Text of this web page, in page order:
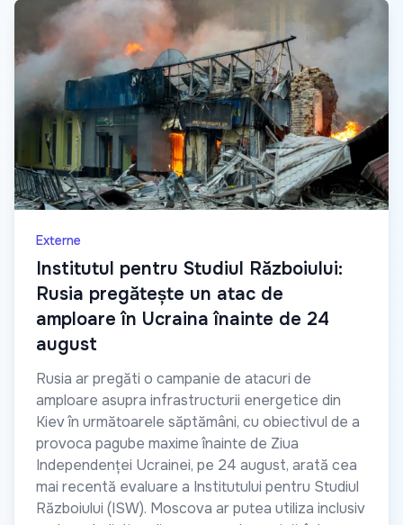
Externe
Institutul pentru Studiul Războiului:
Rusia pregătește un atac de
amploare în Ucraina înainte de 24
august
Rusia ar pregăti o campanie de atacuri de
amploare asupra infrastructurii energetice din
Kiev în următoarele săptămâni, cu obiectivul de a
provoca pagube maxime înainte de Ziua
Independenței Ucrainei, pe 24 august, arată cea
mai recentă evaluare a Institutului pentru Studiul
Războiului (ISW). Moscova ar putea utiliza inclusiv